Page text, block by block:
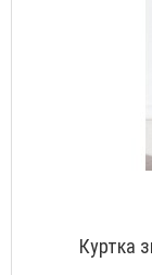
Куртка